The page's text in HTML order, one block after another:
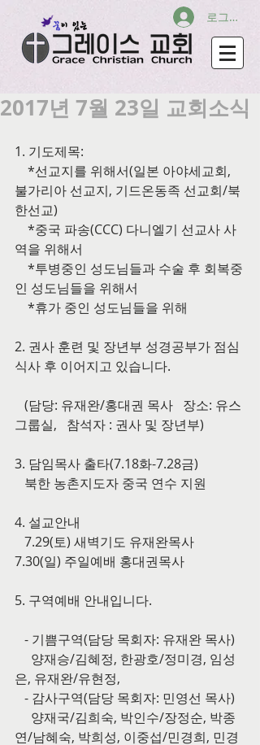
로그인
2017년 7월 23일 교회소식
1. 기도제목:
불가리아 선교지, 기드온동족 선교회/북
한선교)
역을 위해서
인 성도님들을 위해서
    *휴가 중인 성도님들을 위해
2. 권사 훈련 및 장년부 성경공부가 점심
식사 후 이어지고 있습니다.
그룹실,   참석자 : 권사 및 장년부)
3. 담임목사 출타(7.18화-7.28금)
   북한 농촌지도자 중국 연수 지원
4. 설교안내
7.30(일) 주일예배 홍대권목사
5. 구역예배 안내입니다.
   - 기쁨구역(담당 목회자: 유재완 목사)
은, 유재완/유현정,
   - 감사구역(담당 목회자: 민영선 목사)
연/남혜숙, 박희성, 이중섭/민경희, 민경